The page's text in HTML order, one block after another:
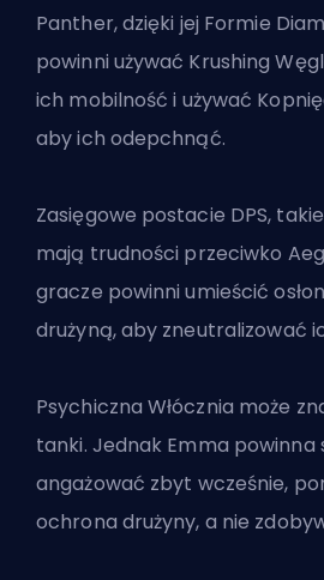
Panther, dzięki jej Formie
powinni używać Krushing
ich mobilność i używać
aby ich odepchnąć.
Zasięgowe postacie DPS,
mają trudności przeciwko
gracze powinni umieścić
drużyną, aby zneutralizować
Psychiczna Włócznia może
tanki. Jednak Emma powinna
angażować zbyt wcześnie,
ochrona drużyny, a nie